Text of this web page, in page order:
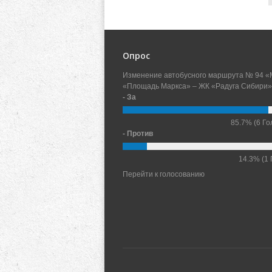
Опрос
Изменение автобусного маршрута № 94
«Площадь Маркса» – ЖК «Радуга Сибири»
- За
85.7% (6
- Против
14.3% (1
Перейти к голосованию